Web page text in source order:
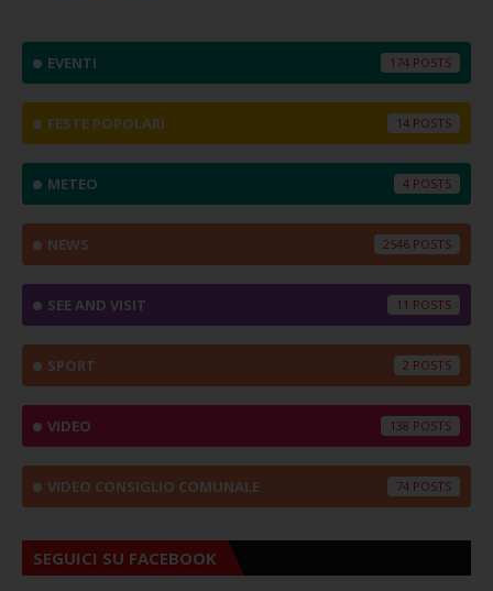
EVENTI 174
FESTE POPOLARI 14
METEO 4
NEWS 2546
SEE AND VISIT 11
SPORT 2
VIDEO 138
VIDEO CONSIGLIO COMUNALE 74
SEGUICI SU FACEBOOK